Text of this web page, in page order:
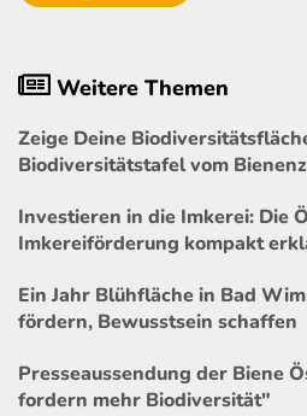
Weitere Themen
Zeige Deine
Biodiversitätstafel vom
Investieren in die Imkerei: Die
Imkereiförderung kompakt
Ein Jahr Blühfläche in Bad
fördern, Bewusstsein schaffen
Presseaussendung der Biene
fordern mehr Biodiversität"